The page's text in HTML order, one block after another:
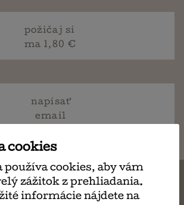
požičaj si
ma 1,80 €
napísať
email
cookies
používa cookies, aby vám
zážitok z prehliadania.
informácie nájdete na